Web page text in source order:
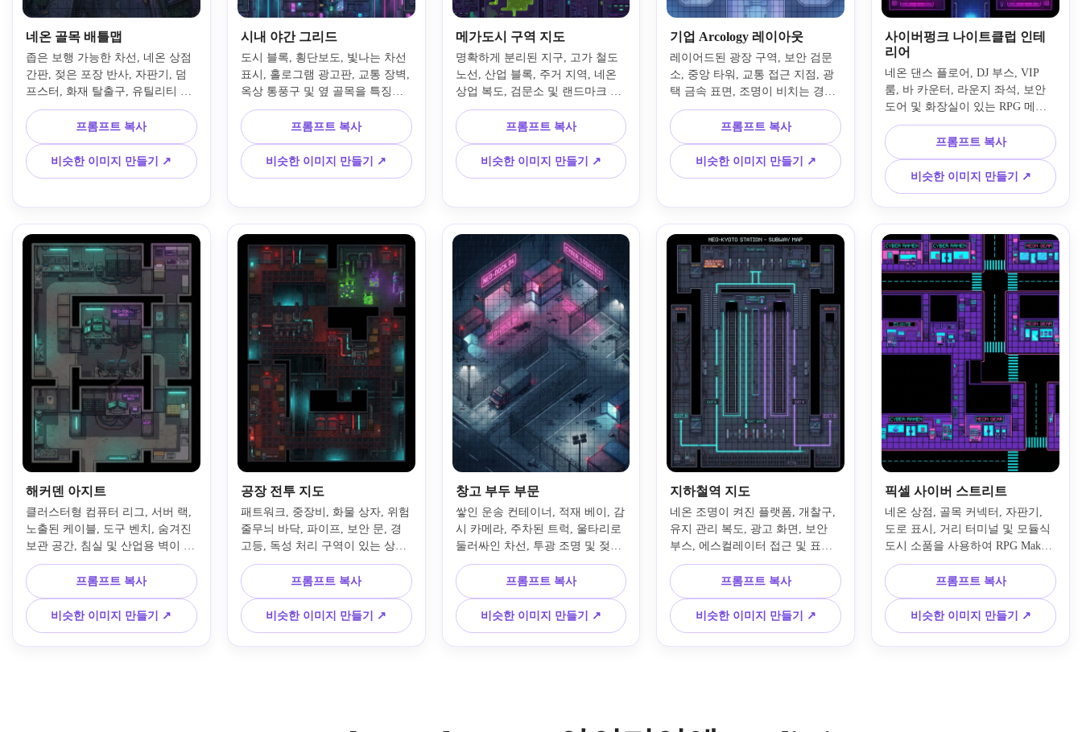
네온 골목 배틀맵
좁은 보행 가능한 차선, 네온 상점
간판, 젖은 포장 반사, 자판기, 덤
프스터, 화재 탈출구, 유틸리티 파
이프가 있는 RPG Maker용 상향식
사이버펑크 골목 배틀맵을 만드세
요. 어두운 검은색-회색 베이스에
마젠타와 시안 조명을 사용하여 가
장자리를 타일 친화적이게 유지하
며 선명하고 높은 디테일의 게임
맵 구성으로 렌더링합니다.
프롬프트 복사
비슷한 이미지 만들기 ↗
시내 야간 그리드
도시 블록, 횡단보도, 빛나는 차선
표시, 홀로그램 광고판, 교통 장벽,
옥상 통풍구 및 옆 골목을 특징으
로 하는 RPG Maker용 상향식 사이
버펑크 도심 거리 지도를 생성합니
다. 네온 블루와 핫 핑크 악센트,
비처럼 매끄러운 질감, 읽기 쉬운
경로, 원근법 기울기가 없는 실용
화된 그리드 레이아웃을 사용하세
요.
프롬프트 복사
비슷한 이미지 만들기 ↗
메가도시 구역 지도
명확하게 분리된 지구, 고가 철도
노선, 산업 블록, 주거 지역, 네온
상업 복도, 검문소 및 랜드마크 타
워가 있는 하향식 사이버펑크 메가
도시 섹터 지도를 설계하세요. 보
라색, 청록색, 산성 녹색 하이라이
트, 정리된 도로망, 강력한 실루엣
분리, 읽기 쉬운 RPG 메이커에서
운 미래 팔레트를 사용하세요.
프롬프트 복사
비슷한 이미지 만들기 ↗
기업 Arcology 레이아웃
레이어드된 광장 구역, 보안 검문
소, 중앙 타워, 교통 접근 지점, 광
택 금속 표면, 조명이 비치는 경로,
깨끗한 건축 형상이 있는 사이버펑
크 스타일의 하향식 공상과학 기업
원고학 지도를 만드세요. 시원한
파란색, 은색, 보라색 조명을 사용
하고, 전술적 이동 경로를 보존하
획을 위해 레이아웃을 구조화합니
다.
프롬프트 복사
비슷한 이미지 만들기 ↗
사이버펑크 나이트클럽 인테
리어
네온 댄스 플로어, DJ 부스, VIP
룸, 바 카운터, 라운지 좌석, 보안
도어 및 화장실이 있는 RPG 메이
커용 하향식 사이버펑크 나이트클
럽 내부 지도를 생성하세요. 포화
마젠타와 일렉트릭 블루 글로우,
광택 있는 바닥 반사, 어두운 금속
질감, 명확한 방 세그먼트, 균형 잡
힌 물체 배치를 사용하여 세련되지
만 사용하기 좋은 만남 레이아웃을
만들어보세요.
프롬프트 복사
비슷한 이미지 만들기 ↗
해커덴 아지트
클러스터형 컴퓨터 리그, 서버 랙,
노출된 케이블, 도구 벤치, 숨겨진
보관 공간, 침실 및 산업용 벽이 있
는 하향식 사이버펑크 해커 아파트
지도를 만드세요. 희미한 청록색과
보라색 네온 조명, 무광택 콘크리
트와 금속 질감, 뚜렷한 걷기 좋은
타일, RPG 제작자 인테리어에 적
합한 컴팩트하지만 읽기 쉬운 레이
프롬프트 복사
비슷한 이미지 만들기 ↗
공장 전투 지도
패트워크, 중장비, 화물 상자, 위험
줄무늬 바닥, 파이프, 보안 문, 경
고등, 독성 처리 구역이 있는 상향
식 사이버펑크 공장 배틀맵을 설계
하세요. 미묘한 청록색 백라이트가
있는 어두운 스틸 팔레트에 빨간색
악센트를 사용하고, 전술적 간격과
초크포인트를 강조하고, RPG 메이
커 전투 장면에 충분히 명확하게
프롬프트 복사
비슷한 이미지 만들기 ↗
창고 부두 부문
쌓인 운송 컨테이너, 적재 베이, 감
시 카메라, 주차된 트럭, 울타리로
둘러싸인 차선, 투광 조명 및 젖은
콘크리트를 사용하여 RPG Maker
용 상향식 사이버펑크 창고 도크
지도를 생성합니다. 분홍색 네온
간판, 대비가 높은 가장자리, 실용
적인 탐색 경로, 거칠고 도시적이
며 읽기 쉬운 전투 준비 레이아웃
프롬프트 복사
비슷한 이미지 만들기 ↗
지하철역 지도
네온 조명이 켜진 플랫폼, 개찰구,
유지 관리 복도, 광고 화면, 보안
부스, 에스컬레이터 접근 및 표시
된 출구가 있는 하향식 사이버펑크
지하철역 지도를 만듭니다. 어두운
콘크리트와 브러시드 금속 질감 위
에 시원한 청록색, 보라색, 흰색 조
명을 사용하여 이동 차선을 읽기
쉽게 유지하고 RPG 메이커 미션이
프롬프트 복사
비슷한 이미지 만들기 ↗
픽셀 사이버 스트리트
네온 상점, 골목 커넥터, 자판기,
도로 표시, 거리 터미널 및 모듈식
도시 소품을 사용하여 RPG Maker
를 위한 하향식 픽셀 아트 사이버
펑크 거리 지도를 만듭니다. 검정
색, 보라색, 청록색, 분홍색의 제어
된 팔레트를 사용하고 타일과 일관
된 간격, 선명한 픽셀 가장자리 및
읽을 수 있는 경로를 유지하여 장
프롬프트 복사
비슷한 이미지 만들기 ↗